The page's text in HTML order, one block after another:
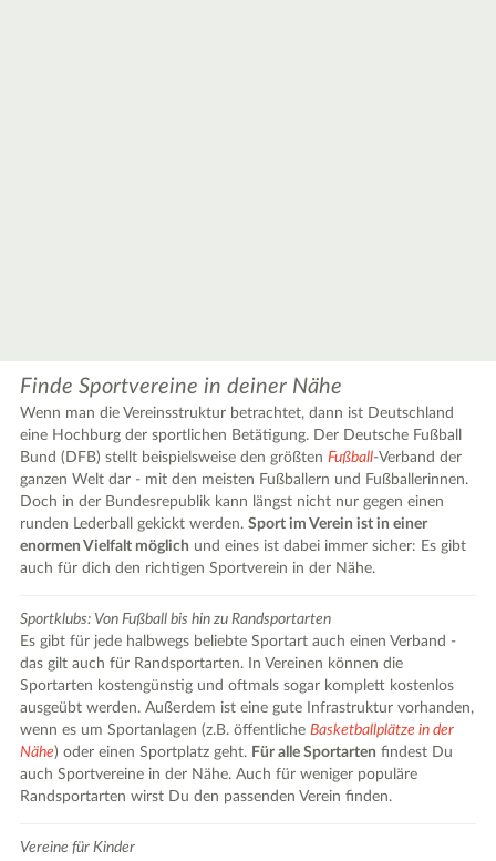
Finde Sportvereine in deiner Nähe
Wenn man die Vereinsstruktur betrachtet, dann ist Deutschland
eine Hochburg der sportlichen Betätigung. Der Deutsche Fußball
Bund (DFB) stellt beispielsweise den größtenFußball-Verband der
ganzen Welt dar - mit den meisten Fußballern und Fußballerinnen.
Doch in der Bundesrepublik kann längst nicht nur gegen einen
runden Lederball gekickt werden.Sport im Verein ist in einer
enormen Vielfalt möglich und eines ist dabei immer sicher: Es gibt
auch für dich den richtigen Sportverein in der Nähe.
Sportklubs: Von Fußball bis hin zu Randsportarten
Es gibt für jede halbwegs beliebte Sportart auch einen Verband -
das gilt auch für Randsportarten. In Vereinen können die
Sportarten kostengünstig und oftmals sogar komplett kostenlos
ausgeübt werden. Außerdem ist eine gute Infrastruktur vorhanden,
wenn es um Sportanlagen (z.B. öffentlicheBasketballplätze in der
Nähe) oder einen Sportplatz geht. Für alle Sportarten findest Du
auch Sportvereine in der Nähe. Auch für weniger populäre
Randsportarten wirst Du den passenden Verein finden.
Vereine für Kinder